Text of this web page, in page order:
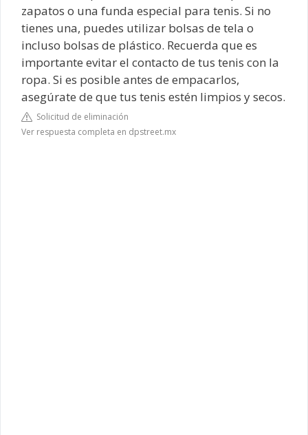
zapatos o una funda especial para tenis. Si no
tienes una, puedes utilizar bolsas de tela o
incluso bolsas de plástico. Recuerda que es
importante evitar el contacto de tus tenis con la
ropa. Si es posible antes de empacarlos,
asegúrate de que tus tenis estén limpios y secos.
Solicitud de eliminación
Ver respuesta completa en dpstreet.mx